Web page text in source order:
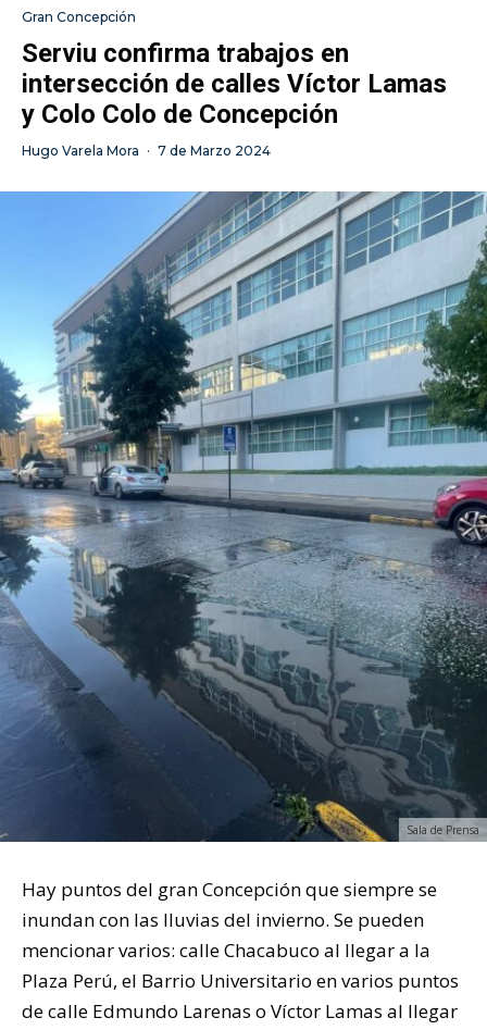
Gran Concepción
Serviu confirma trabajos en
intersección de calles Víctor Lamas
y Colo Colo de Concepción
Hugo Varela Mora · 7 de Marzo 2024
Sala de Prensa
Hay puntos del gran Concepción que siempre se
inundan con las lluvias del invierno. Se pueden
mencionar varios: calle Chacabuco al llegar a la
Plaza Perú, el Barrio Universitario en varios puntos
de calle Edmundo Larenas o Víctor Lamas al llegar